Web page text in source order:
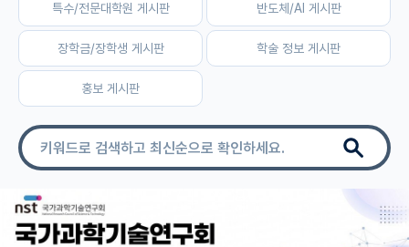
미국 대학원 합격 후기 게시판
대학원생 모집 게시판
대학원 합격 후기 게시판
연구실(PI) 홍보 게시판
석박사 채용 정보 게시판
임용 정보 게시판
학부 인턴 게시판
특수/전문대학원 게시판 반도체/AI 게시판
장학금/장학생 게시판 학술 정보 게시판
홍보 게시판